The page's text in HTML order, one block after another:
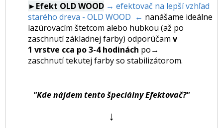
►Efekt OLD WOOD → efektovač na lepší vzhľad
starého dreva - OLD WOOD ← nanášame ideálne
lazúrovacím štetcom alebo hubkou (až po
zaschnutí základnej farby) odporúčam v
1 vrstve cca po 3-4 hodinách po→
zaschnutí tekutej farby so stabilizátorom.
"Kde nájdem tento špeciálny Efektovač?"
↓